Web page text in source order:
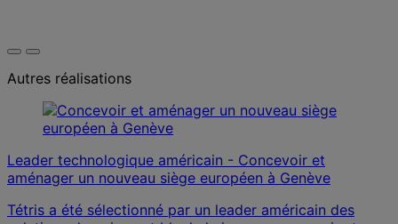
Autres réalisations
Leader technologique américain - Concevoir et
aménager un nouveau siège européen à Genève
Tétris a été sélectionné par un leader américain des